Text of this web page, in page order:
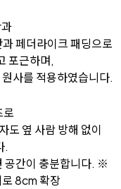
페더라이크 패딩으로
포근하며,
사를 적용하였습니다.
로
도 옆 사람 방해 없이
.
공간이 충분합니다. ※
8cm 확장